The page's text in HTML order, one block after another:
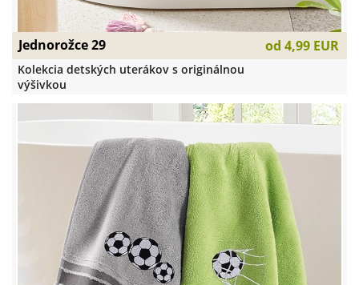
Jednorožce 29 od 4,99 EUR
Kolekcia detských uterákov s originálnou
výšivkou